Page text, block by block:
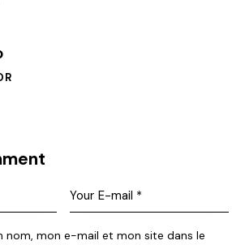
nom, mon e-mail et mon site dans le